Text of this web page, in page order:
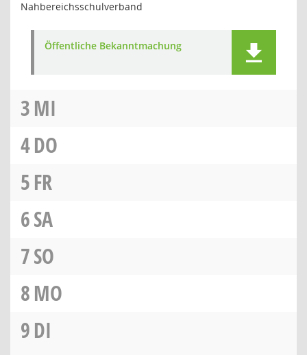
Nahbereichsschulverband
Öffentliche Bekanntmachung
3MI
4DO
5FR
6SA
7SO
8MO
9DI